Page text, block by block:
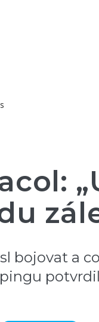
bojovat a